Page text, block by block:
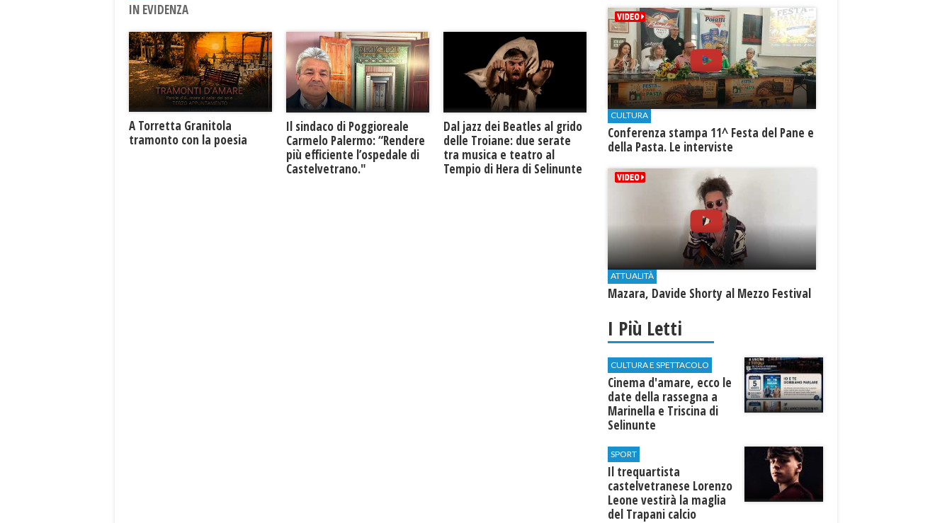
IN EVIDENZA
​A Torretta Granitola
tramonto con la poesia
Il sindaco di Poggioreale
Carmelo Palermo: “Rendere
più efficiente l’ospedale di
Castelvetrano."
Dal jazz dei Beatles al grido
delle Troiane: due serate
tra musica e teatro al
Tempio di Hera di Selinunte
CULTURA
Conferenza stampa 11^ Festa del Pane e
della Pasta. Le interviste
ATTUALITÀ
Mazara, Davide Shorty al Mezzo Festival
I Più Letti
CULTURA E SPETTACOLO
Cinema d'amare, ecco le
date della rassegna a
Marinella e Triscina di
Selinunte
SPORT
Il trequartista
castelvetranese Lorenzo
Leone vestirà la maglia
del Trapani calcio